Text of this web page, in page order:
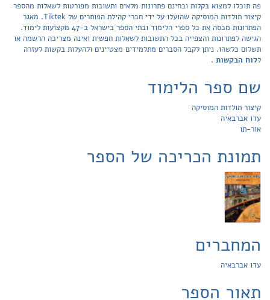
פה תוכלו למצוא בקלות ובחינם פתרונות מלאים ותשובות מפורטות לשאלות מהספר
קיצור תולדות המוסיקה שהועלו על ידי חברי קהילת הפותרים של Tiktek. מאגר
הפתרונות מכסה את כל ספרי הלימוד ובתי הספר בישראל ב-47 מקצועות לימוד.
הגישה לפתרונות והצפייה בכל התשובות לשאלות חפשית ואינה מצריכה הרשמה או
תשלום כלשהו. ניתן לקבל הסברים מתלמידים מצטיינים ולהעלות בקשות לעזרה
ללוח הבקשות .
שם ספר הלימוד
קיצור תולדות המוסיקה
עדו אברבאיה
אור-תו
תמונת הכריכה של הספר
המחברים
עדו אברבאיה
תאור הספר